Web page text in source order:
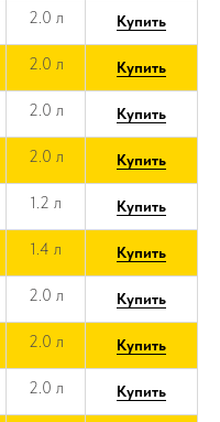
2.0 л Купить
2.0 л Купить
2.0 л Купить
2.0 л Купить
1.2 л Купить
1.4 л Купить
2.0 л Купить
2.0 л Купить
2.0 л Купить